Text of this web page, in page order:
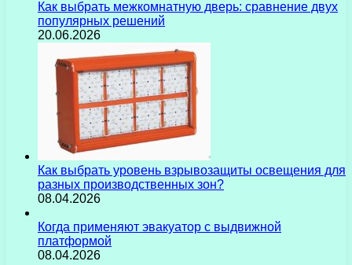
Как выбрать межкомнатную дверь: сравнение двух
популярных решений
20.06.2026
Как выбрать уровень взрывозащиты освещения для
разных производственных зон?
08.04.2026
Когда применяют эвакуатор с выдвижной
платформой
08.04.2026